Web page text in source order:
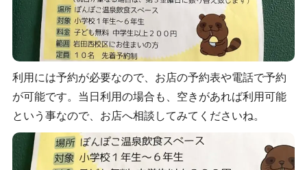
利用には予約が必要なので、お店の予約表や電話で予約
が可能です。当日利用の場合も、空きがあれば利用可能
という事なので、お店へ相談してみてくださいね。